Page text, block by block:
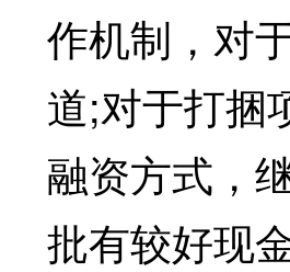
作机制，对
道;对于打捆
融资方式，
批有较好现